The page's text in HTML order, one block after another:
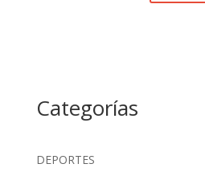
Categorías
DEPORTES